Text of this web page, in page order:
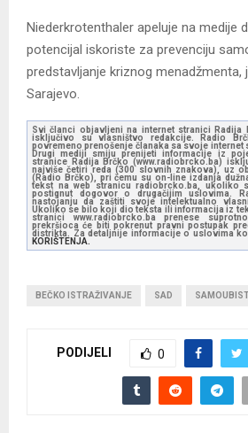
Niederkrotenthaler apeluje na medije
potencijal iskoriste za prevenciju
predstavljanje kriznog menadžmenta,
Sarajevo.
Svi članci objavljeni na internet stranici Radija
isključivo su vlasništvo redakcije. Radio
povremeno prenošenje članaka sa svoje internet
Drugi mediji smiju prenijeti informacije iz
stranice Radija Brčko (www.radiobrcko.ba)
najviše četiri reda (300 slovnih znakova), uz
(Radio Brčko), pri čemu su on-line izdanja
tekst na web stranicu radiobrcko.ba, ukoliko
postignut dogovor o drugačijim uslovima.
nastojanju da zaštiti svoje intelektualno
Ukoliko se bilo koji dio teksta ili informacija iz
stranici www.radiobrcko.ba prenese
prekršioca će biti pokrenut pravni postupak
distrikta. Za detaljnije informacije o uslovima
KORIŠTENJA.
BEČKO ISTRAŽIVANJE SAD
PODIJELI 0